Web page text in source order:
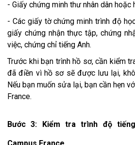
- Giấy chứng minh thư nhân dân hoặc
- Các giấy tờ chứng minh trình độ
giấy chứng nhận thực tập, chứng
việc, chứng chỉ tiếng Anh.
Trước khi bạn trình hồ sơ, cần kiểm
đã điền vì hồ sơ sẽ được lưu lại,
Nếu bạn muốn sửa lại, bạn cần hẹn
France.
Bước 3: Kiểm tra trình độ